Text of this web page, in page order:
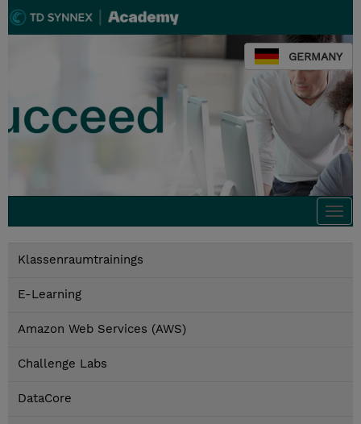
GERMANY
Klassenraumtrainings
E-Learning
Amazon Web Services (AWS)
Challenge Labs
DataCore